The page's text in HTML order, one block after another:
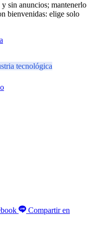
sin anuncios; mantenerlo
bienvenidas: elige solo
tecnológica
Compartir en